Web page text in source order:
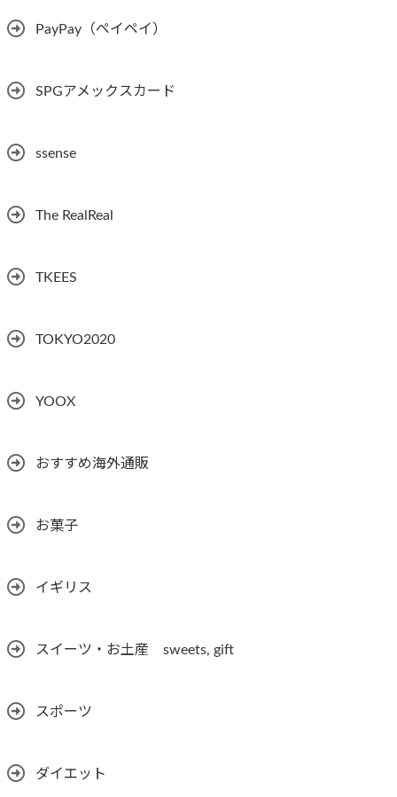
PayPay（ペイペイ）
SPGアメックスカード
ssense
The RealReal
TKEES
TOKYO2020
YOOX
おすすめ海外通販
お菓子
イギリス
スイーツ・お土産 sweets, gift
スポーツ
ダイエット